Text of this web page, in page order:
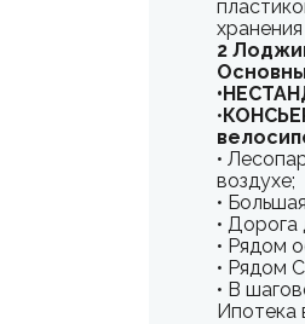
2
•
•
воздухе;
•
•
• Рядом
• Рядом
• В
Ипотека